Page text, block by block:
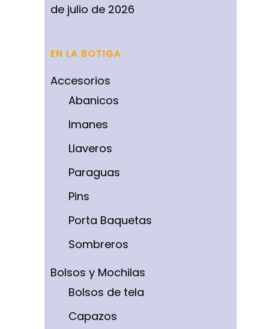
de julio de 2026
EN LA BOTIGA
Accesorios
Abanicos
Imanes
Llaveros
Paraguas
Pins
Porta Baquetas
Sombreros
Bolsos y Mochilas
Bolsos de tela
Capazos